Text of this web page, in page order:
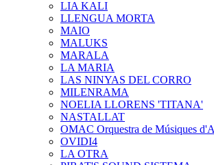
LIA KALI
LLENGUA MORTA
MAIO
MALUKS
MARALA
LA MARIA
LAS NINYAS DEL CORRO
MILENRAMA
NOELIA LLORENS 'TITANA'
NASTALLAT
OMAC Orquestra de Músiques
OVIDI4
LA OTRA